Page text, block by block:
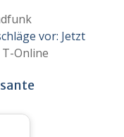
vor: Jetzt
T-Online